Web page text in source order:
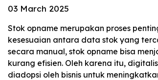
03 March 2025
Stok opname merupakan proses
kesesuaian antara data stok yang
secara manual, stok opname bisa
kurang efisien. Oleh karena itu,
diadopsi oleh bisnis untuk